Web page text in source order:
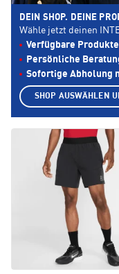
DEIN SHOP. DEINE
Wähle jetzt deinen
Verfügbare
Persönliche
Sofortige Abholung